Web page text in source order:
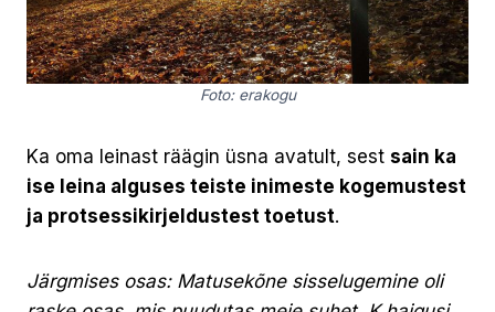
Foto: erakogu
Ka oma leinast räägin üsna avatult, sest sain ka
ise leina alguses teiste inimeste kogemustest
ja protsessikirjeldustest toetust.
Järgmises osas: Matusekõne sisselugemine oli